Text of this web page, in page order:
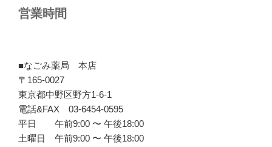
営業時間
■なごみ薬局 本店
〒165-0027
東京都中野区野方1-6-1
電話&FAX 03-6454-0595
平日 午前9:00 〜 午後18:00
土曜日 午前9:00 〜 午後18:00